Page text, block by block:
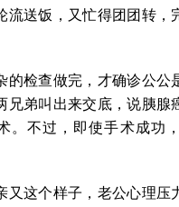
流送饭，又忙得团团转，
的检查做完，才确诊公公
兄弟叫出来交底，说胰腺
。不过，即使手术成功
又这个样子，老公心理压